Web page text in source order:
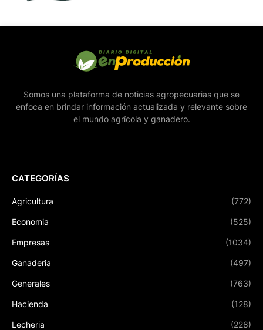
Somos una plataforma de noticias agropecuarias que se
enfoca en brindar información actualizada y relevante sobre
el mundo agrícola y ganadero.
CATEGORÍAS
Agricultura (772)
Economia (525)
Empresas (1034)
Ganaderia (497)
Generales (763)
Hacienda (128)
Lecheria (228)